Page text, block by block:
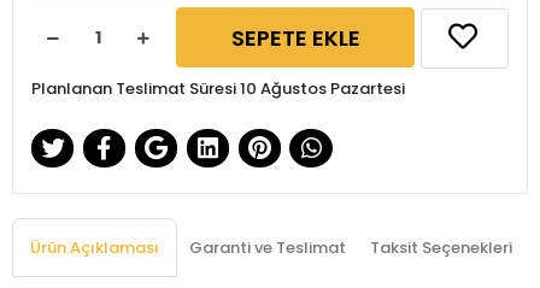
SEPETE EKLE
Planlanan Teslimat Süresi 10 Ağustos Pazartesi
Ürün Açıklaması Garanti ve Teslimat Taksit Seçenekleri